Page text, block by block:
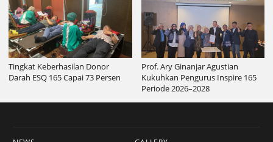
Tingkat Keberhasilan Donor
Darah ESQ 165 Capai 73 Persen
Prof. Ary Ginanjar Agustian
Kukuhkan Pengurus Inspire 165
Periode 2026–2028